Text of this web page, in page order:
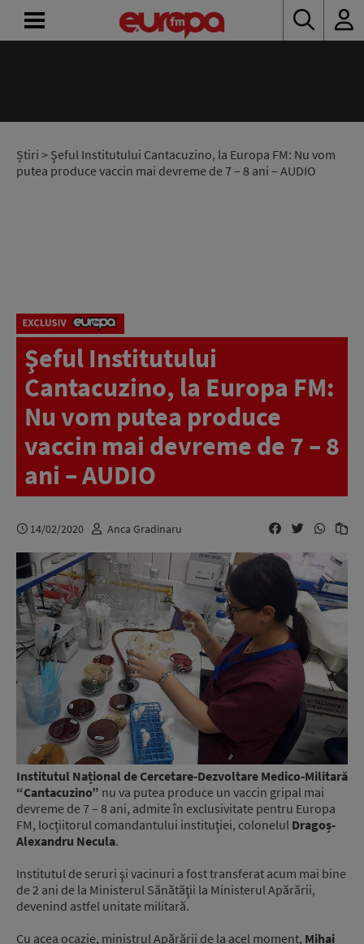
Știri > Şeful Institutului Cantacuzino, la Europa FM: Nu vom
putea produce vaccin mai devreme de 7 – 8 ani – AUDIO
Şeful Institutului
Cantacuzino, la Europa FM:
Nu vom putea produce
vaccin mai devreme de 7 – 8
ani – AUDIO
14/02/2020 Anca Gradinaru
Institutul Național de Cercetare-Dezvoltare Medico-Militară
“Cantacuzino” nu va putea produce un vaccin gripal mai
devreme de 7 – 8 ani, admite în exclusivitate pentru Europa
FM, locțiitorul comandantului instituţiei, colonelul Dragoș-
Alexandru Necula.
Institutul de seruri şi vacinuri a fost transferat acum mai bine
de 2 ani de la Ministerul Sănătăţii la Ministerul Apărării,
devenind astfel unitate militară.
Cu acea ocazie, ministrul Apărării de la acel moment, Mihai
RADIO